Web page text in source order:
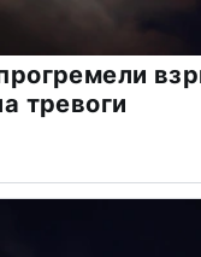
тревоги